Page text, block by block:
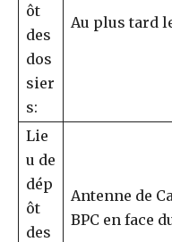
ôt
des
dos
sier
s:
Au plus tard
Lie
u de
dép
ôt
des
Antenne de
BPC en face